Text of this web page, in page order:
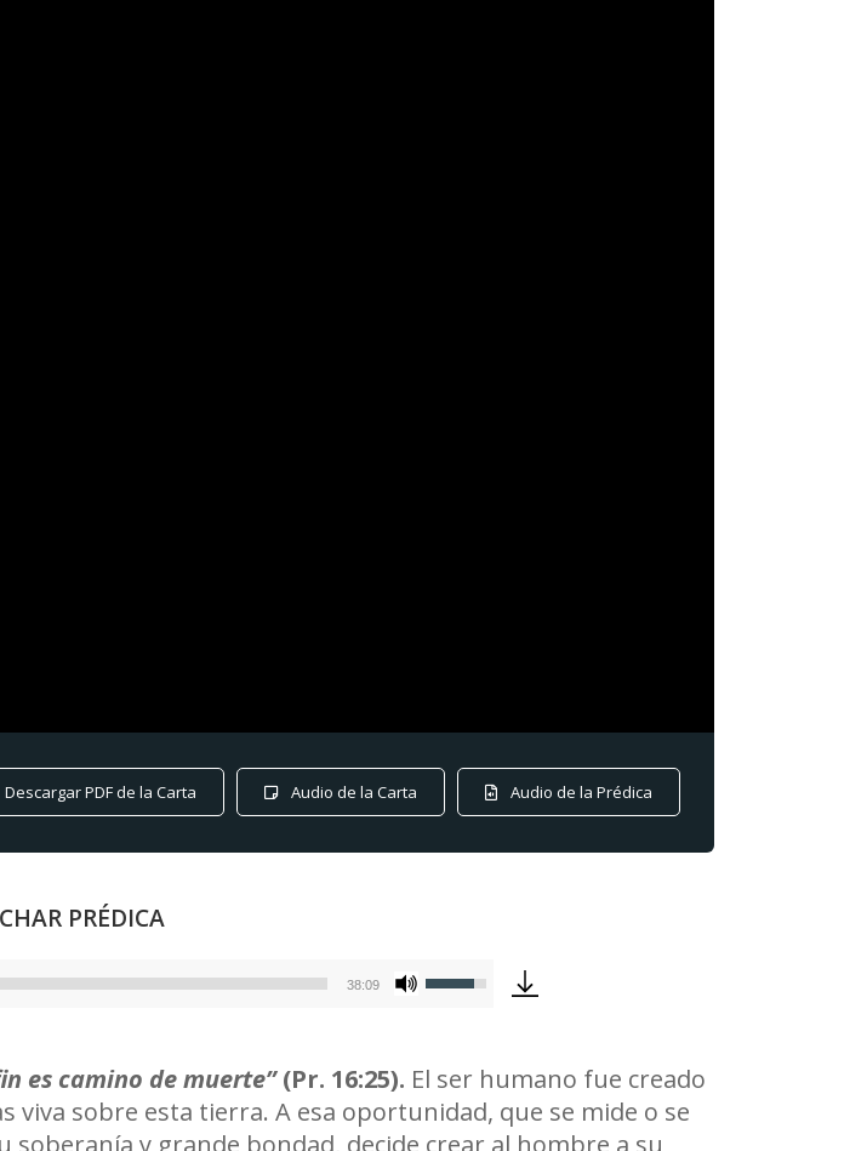
Audio de la Prédica
Audio de la Carta
Descargar PDF de la Carta
PRÉDICA
Reproductor
38:09
Utiliza
de
flecha
arriba/abajo
es camino de muerte”(Pr. 16:25). El ser humano fue creado
sobre esta tierra. A esa oportunidad, que se mide o se
soberanía y grande bondad, decide crear al hombre a su